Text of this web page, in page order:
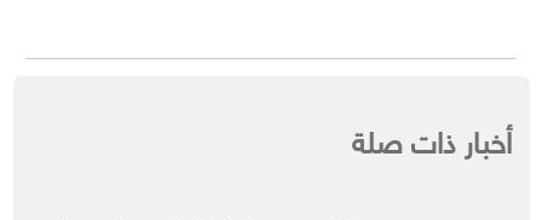
أخبار ذات صلة